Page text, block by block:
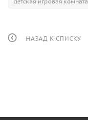
НАЗАД К СПИСКУ